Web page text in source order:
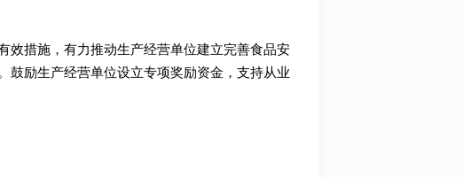
效措施，有力推动生产经营单位建立完善食品安
鼓励生产经营单位设立专项奖励资金，支持从业